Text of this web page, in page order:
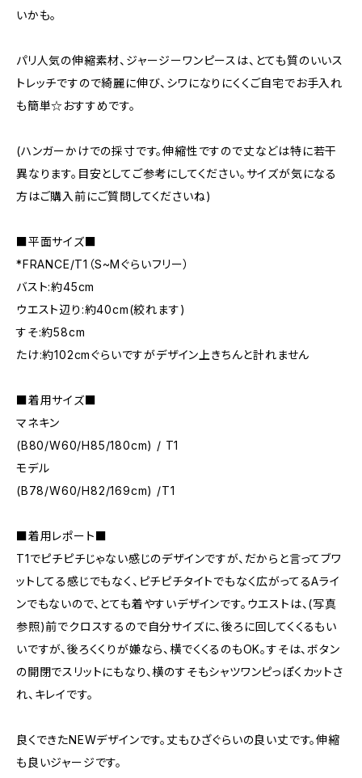
いかも。
パリ人気の伸縮素材、ジャージーワンピースは、とても質のいいス
トレッチですので綺麗に伸び、シワになりにくくご自宅でお手入れ
も簡単☆おすすめです。
(ハンガーかけでの採寸です。伸縮性ですので丈などは特に若干
異なります。目安としてご参考にしてください。サイズが気になる
方はご購入前にご質問してくださいね)
■平面サイズ■
*FRANCE/T1（S~Mぐらいフリー）
バスト:約45cm
ウエスト辺り:約40cm(絞れます)
すそ:約58cm
たけ:約102cmぐらいですがデザイン上きちんと計れません
■着用サイズ■
マネキン
(B80/W60/H85/180cm) / T1
モデル
(B78/W60/H82/169cm) /T1
■着用レポート■
T1でピチピチじゃない感じのデザインですが、だからと言ってブワ
ットしてる感じでもなく、ピチピチタイトでもなく広がってるAライ
ンでもないので、とても着やすいデザインです。ウエストは、(写真
参照)前でクロスするので自分サイズに、後ろに回してくくるもい
いですが、後ろくくりが嫌なら、横でくくるのもOK。すそは、ボタン
の開閉でスリットにもなり、横のすそもシャツワンピっぽくカットさ
れ、キレイです。
良くできたNEWデザインです。丈もひざぐらいの良い丈です。伸縮
も良いジャージです。